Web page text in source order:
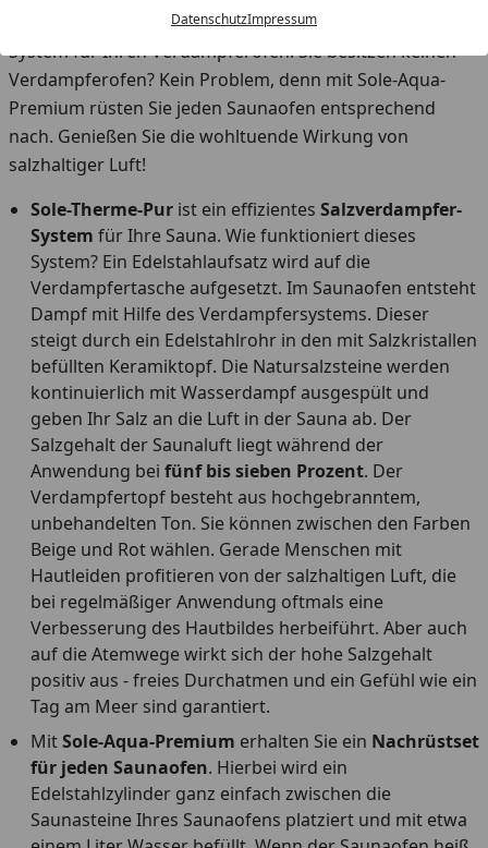
DatenschutzImpressum
Sole-Therme-Pur ist ein effizientes Salzverdampfer-
System für Ihren Verdampferofen. Sie besitzen keinen
Verdampferofen? Kein Problem, denn mit Sole-Aqua-
Premium rüsten Sie jeden Saunaofen entsprechend
nach. Genießen Sie die wohltuende Wirkung von
salzhaltiger Luft!
Sole-Therme-Pur ist ein effizientes Salzverdampfer-
System für Ihre Sauna. Wie funktioniert dieses
System? Ein Edelstahlaufsatz wird auf die
Verdampfertasche aufgesetzt. Im Saunaofen entsteht
Dampf mit Hilfe des Verdampfersystems. Dieser
steigt durch ein Edelstahlrohr in den mit Salzkristallen
befüllten Keramiktopf. Die Natursalzsteine werden
kontinuierlich mit Wasserdampf ausgespült und
geben Ihr Salz an die Luft in der Sauna ab. Der
Salzgehalt der Saunaluft liegt während der
Anwendung bei fünf bis sieben Prozent. Der
Verdampfertopf besteht aus hochgebranntem,
unbehandelten Ton. Sie können zwischen den Farben
Beige und Rot wählen. Gerade Menschen mit
Hautleiden profitieren von der salzhaltigen Luft, die
bei regelmäßiger Anwendung oftmals eine
Verbesserung des Hautbildes herbeiführt. Aber auch
auf die Atemwege wirkt sich der hohe Salzgehalt
positiv aus - freies Durchatmen und ein Gefühl wie ein
Tag am Meer sind garantiert.
MitSole-Aqua-Premium erhalten Sie ein Nachrüstset
für jeden Saunaofen. Hierbei wird ein
Edelstahlzylinder ganz einfach zwischen die
Saunasteine Ihres Saunaofens platziert und mit etwa